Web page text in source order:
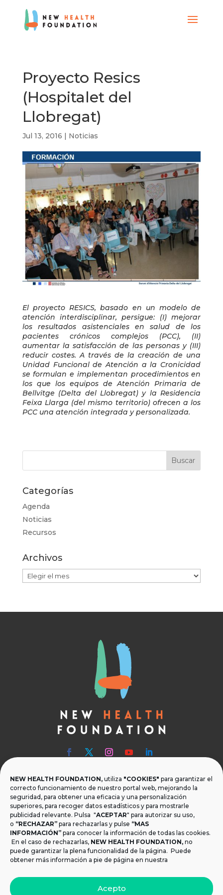
NEW HEALTH FOUNDATION, utiliza "COOKIES" para garantizar el
correcto funcionamiento de nuestro portal web, mejorando la
seguridad, para obtener una eficacia y una personalización
superiores, para recoger datos estadísticos y para mostrarle
publicidad relevante. Pulsa "ACEPTAR" para autorizar su uso,
o “RECHAZAR” para rechazarlas y pulse “MAS
INFORMACIÓN” para conocer la información de todas las cookies.
En el caso de rechazarlas, NEW HEALTH FOUNDATION, no
puede garantizar la plena funcionalidad de la página. Puede
obtener más información a pie de página en nuestra
Acepto
Proyecto Resics
(Hospitalet del
Llobregat)
Jul 13, 2016 | Noticias
El proyecto RESICS, basado en un modelo de
atención interdisciplinar, persigue: (I) mejorar
los resultados asistenciales en salud de los
pacientes crónicos complejos (PCC), (II)
aumentar la satisfacción de las personas y (III)
reducir costes. A través de la creación de una
Unidad Funcional de Atención a la Cronicidad
se formulan e implementan procedimientos en
los que los equipos de Atención Primaria de
Bellvitge (Delta del Llobregat) y la Residencia
Feixa Llarga (del mismo territorio) ofrecen a los
PCC una atención integrada y personalizada.
Categorías
Agenda
Noticias
Recursos
Archivos
Archivos
 Teléfono
T.+34 954 219 597
 Dónde estamos
Calle Monsalves 35 Local 2. 41001, Sevilla.
España
 Email
info@newhealthfoundation.org